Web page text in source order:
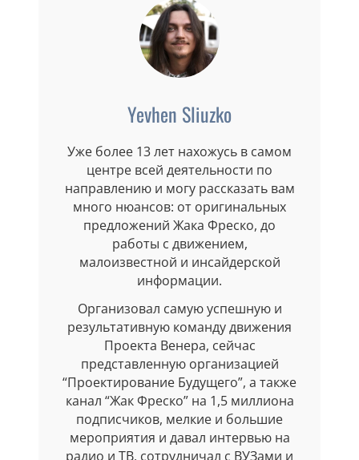
Yevhen Sliuzko
Уже более 13 лет нахожусь в самом
центре всей деятельности по
направлению и могу рассказать вам
много нюансов: от оригинальных
предложений Жака Фреско, до
работы с движением,
малоизвестной и инсайдерской
информации.
Организовал самую успешную и
результативную команду движения
Проекта Венера, сейчас
представленную организацией
“Проектирование Будущего”, а также
канал “Жак Фреско” на 1,5 миллиона
подписчиков, мелкие и большие
мероприятия и давал интервью на
радио и ТВ, сотрудничал с ВУЗами и